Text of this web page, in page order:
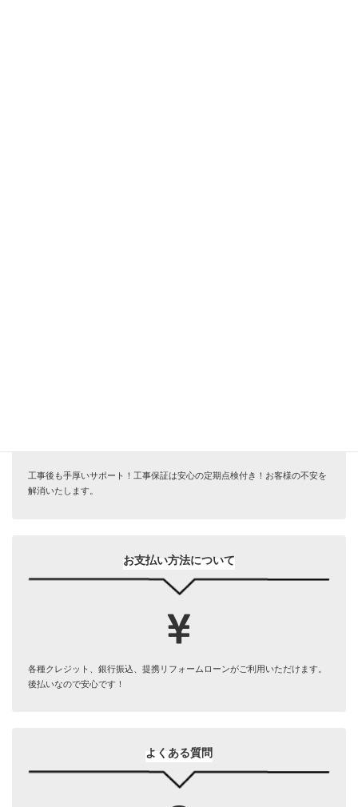
工事後も手厚いサポート！工事保証は安心の定期点検付き！お客様の不安を
解消いたします。
お支払い方法について
各種クレジット、銀行振込、提携リフォームローンがご利用いただけます。
後払いなので安心です！
よくある質問